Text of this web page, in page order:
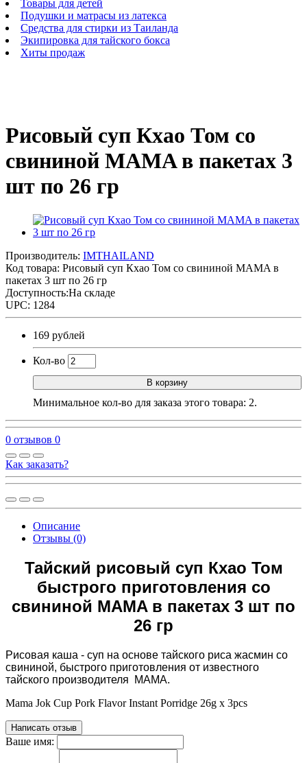
Товары для детей
Подушки и матрасы из латекса
Средства для стирки из Таиланда
Экипировка для тайского бокса
Хиты продаж
Рисовый суп Кхао Том со
свининой MAMA в пакетах 3
шт по 26 гр
Производитель: IMTHAILAND
Код товара: Рисовый суп Кхао Том со свининой MAMA в
пакетах 3 шт по 26 гр
Доступность:На складе
UPC: 1284
169 рублей
Кол-во
В корзину
Минимальное кол-во для заказа этого товара: 2.
0 отзывов 0
Как заказать?
Описание
Отзывы (0)
Тайский рисовый суп Кхао Том
быстрого приготовления со
свининой MAMA в пакетах 3 шт по
26 гр
Рисовая каша - суп на основе тайского риса жасмин со
свининой, быстрого приготовления от известного
тайского производителя МАМА.
Mama Jok Cup Pork Flavor Instant Porridge 26g x 3pcs
Написать отзыв
Ваше имя: